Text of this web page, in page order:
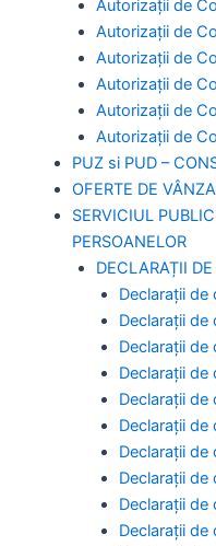
Autorizații de
Autorizații de
Autorizaţii de
Autorizaţii de
Autorizaţii de
Autorizaţii de
PUZ si PUD –
OFERTE DE
SERVICIUL
PERSOANELOR
DECLARAȚII
Declarații
Declarații
Declarații
Declarații
Declarații
Declarații de
Declarații
Declarații de
Declarații de
Declarații de